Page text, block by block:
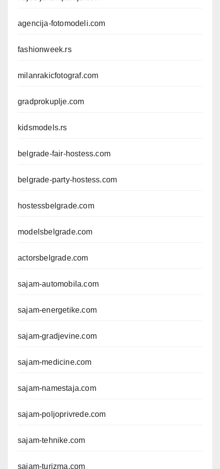
agencija-fotomodeli.com
fashionweek.rs
milanrakicfotograf.com
gradprokuplje.com
kidsmodels.rs
belgrade-fair-hostess.com
belgrade-party-hostess.com
hostessbelgrade.com
modelsbelgrade.com
actorsbelgrade.com
sajam-automobila.com
sajam-energetike.com
sajam-gradjevine.com
sajam-medicine.com
sajam-namestaja.com
sajam-poljoprivrede.com
sajam-tehnike.com
sajam-turizma.com